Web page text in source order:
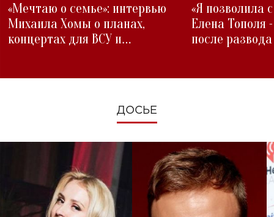
«Мечтаю о семье»: интервью
Михаила Хомы о планах,
концертах для ВСУ и
«Я позволила
Елена Тополя
после развода
ДОСЬЕ